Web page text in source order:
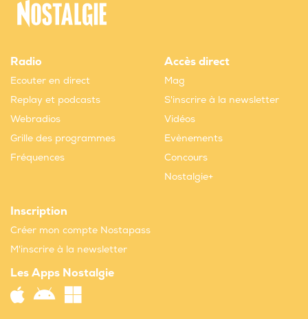
Radio
Ecouter en direct
Replay et podcasts
Webradios
Grille des programmes
Fréquences
Accès direct
Mag
S'inscrire à la newsletter
Vidéos
Evènements
Concours
Nostalgie+
Inscription
Créer mon compte Nostapass
M'inscrire à la newsletter
Les Apps Nostalgie